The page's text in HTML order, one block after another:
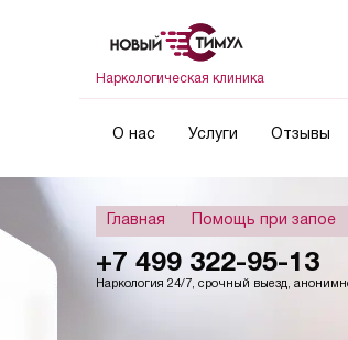
Наркологическая клиника
О нас Услуги Отзывы
Главная Помощь при запое
+7 499 322-95-13
Наркология 24/7, срочный выезд,